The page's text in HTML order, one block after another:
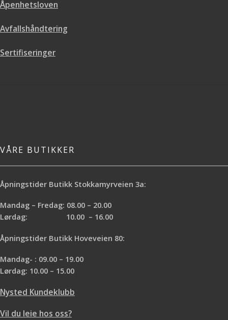
Åpenhetsloven
Avfallshåndtering
Sertifiseringer
VÅRE BUTIKKER
Åpningstider Butikk Stokkamyrveien 3a:
Mandag – Fredag: 08.00 – 20.00
Lørdag: 10.00 – 16.00
Åpningstider Butikk Hoveveien 80:
Mandag- : 09.00 – 19.00
Lørdag: 10.00 – 15.00
Nysted Kundeklubb
Vil du leie hos oss?